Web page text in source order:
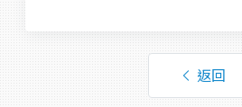
返回